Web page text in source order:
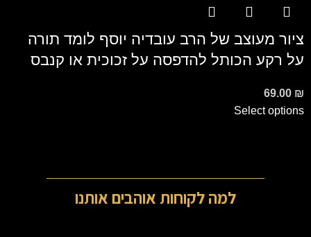
ציור מעוצב של הרב עובדיה יוסף לומד תורה
על רקע הכותל להדפסה על זכוכית או קנבס
69.00 ₪
Select options
למה לקוחות אוהבים אותנו